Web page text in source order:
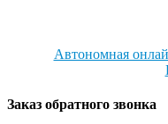
Автономная
Заказ обратного звонка